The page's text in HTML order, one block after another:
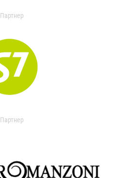
Партнер
Партнер